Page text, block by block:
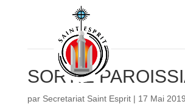
SORTIE
par Secretariat Saint Esprit| 17 Mai 2019